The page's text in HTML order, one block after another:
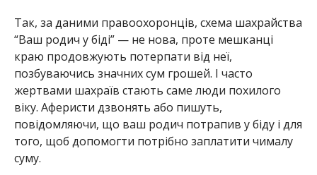
Так, за даними правоохоронців, схема шахрайства
“Ваш родич у біді” — не нова, проте мешканці
краю продовжують потерпати від неї,
позбуваючись значних сум грошей. І часто
жертвами шахраїв стають саме люди похилого
віку. Аферисти дзвонять або пишуть,
повідомляючи, що ваш родич потрапив у біду і для
того, щоб допомогти потрібно заплатити чималу
суму.